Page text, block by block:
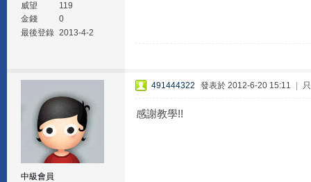
威望
119
金錢
0
最後登錄 2013-4-2
中級會員
491444322 發表於 2012-6-20 15:11
感謝教學!!